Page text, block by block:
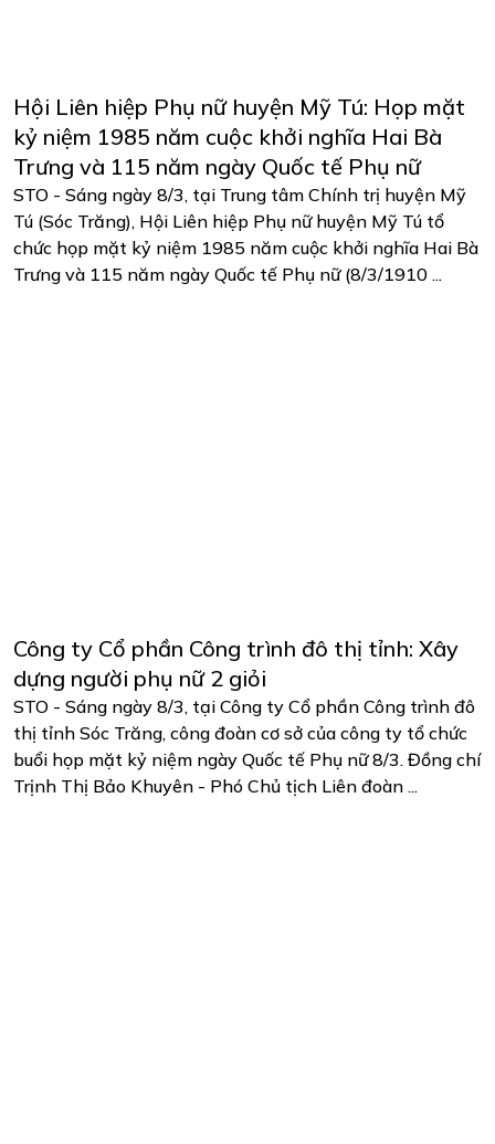
Hội Liên hiệp Phụ nữ huyện Mỹ Tú: Họp mặt
kỷ niệm 1985 năm cuộc khởi nghĩa Hai Bà
Trưng và 115 năm ngày Quốc tế Phụ nữ
STO - Sáng ngày 8/3, tại Trung tâm Chính trị huyện Mỹ
Tú (Sóc Trăng), Hội Liên hiệp Phụ nữ huyện Mỹ Tú tổ
chức họp mặt kỷ niệm 1985 năm cuộc khởi nghĩa Hai Bà
Trưng và 115 năm ngày Quốc tế Phụ nữ (8/3/1910 ...
Công ty Cổ phần Công trình đô thị tỉnh: Xây
dựng người phụ nữ 2 giỏi
STO - Sáng ngày 8/3, tại Công ty Cổ phần Công trình đô
thị tỉnh Sóc Trăng, công đoàn cơ sở của công ty tổ chức
buổi họp mặt kỷ niệm ngày Quốc tế Phụ nữ 8/3. Đồng chí
Trịnh Thị Bảo Khuyên - Phó Chủ tịch Liên đoàn ...